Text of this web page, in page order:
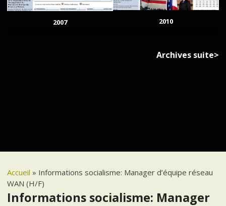
2007 2010
Archives suite>
Accueil » Informations socialisme: Manager d’équipe réseau
WAN (H/F)
Informations socialisme: Manager